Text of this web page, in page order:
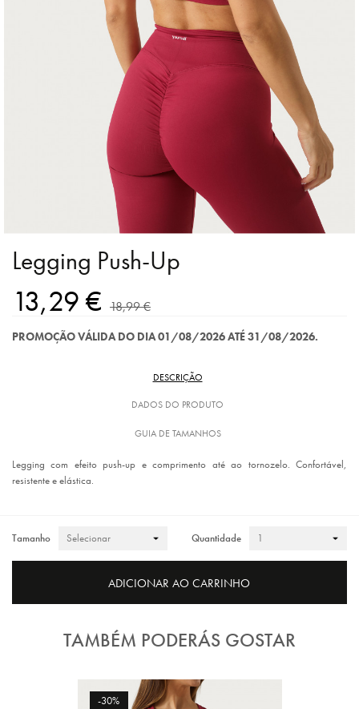
Legging Push-Up
13,29 € 18,99 €
PROMOÇÃO VÁLIDA DO DIA 01/08/2026 ATÉ 31/08/2026.
DESCRIÇÃO
DADOS DO PRODUTO
GUIA DE TAMANHOS
Legging com efeito push-up e comprimento até ao tornozelo. Confortável,
resistente e elástica.
Tamanho Quantidade
ADICIONAR AO CARRINHO
TAMBÉM PODERÁS GOSTAR
-30%